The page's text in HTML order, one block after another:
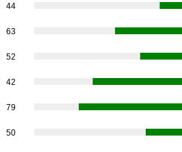
44
63
52
42
79
50